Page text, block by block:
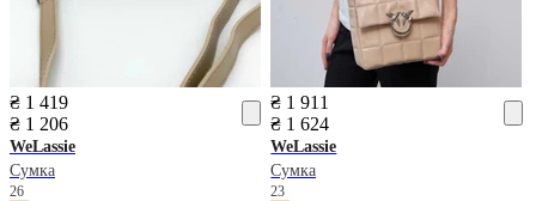
₴ 1 419
₴ 1 206
WeLassie
Сумка
26
₴ 1 911
₴ 1 624
WeLassie
Сумка
23